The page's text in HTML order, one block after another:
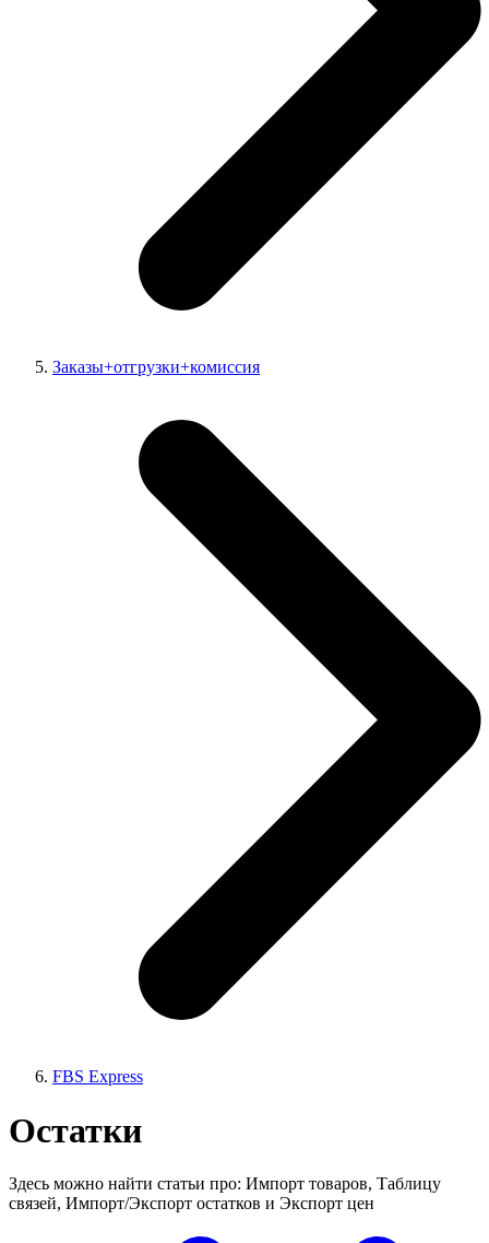
Заказы+отгрузки+комиссия
FBS Express
Остатки
Здесь можно найти статьи про: Импорт товаров, Таблицу
связей, Импорт/Экспорт остатков и Экспорт цен